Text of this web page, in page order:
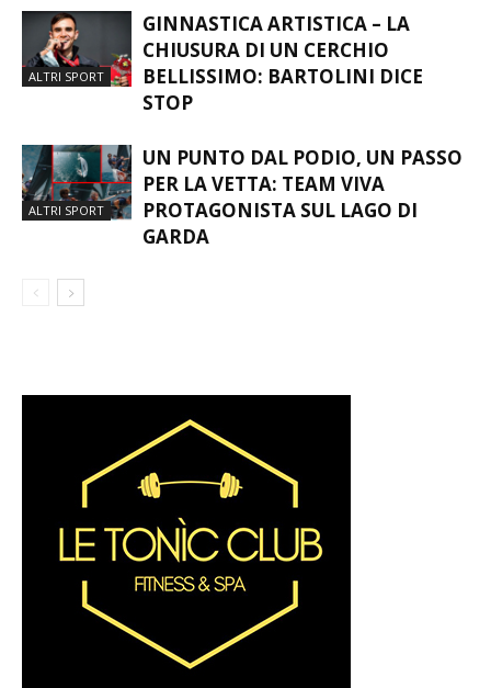
GINNASTICA ARTISTICA – LA
CHIUSURA DI UN CERCHIO
BELLISSIMO: BARTOLINI DICE
UN PUNTO DAL PODIO, UN PASSO
PER LA VETTA: TEAM VIVA
PROTAGONISTA SUL LAGO DI